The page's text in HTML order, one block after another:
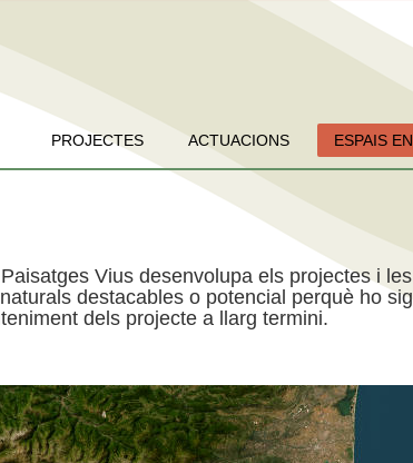
PROJECTES ACTUACIONS ESPAIS
Vius desenvolupa els projectes i
destacables o potencial perquè ho
dels projecte a llarg termini.